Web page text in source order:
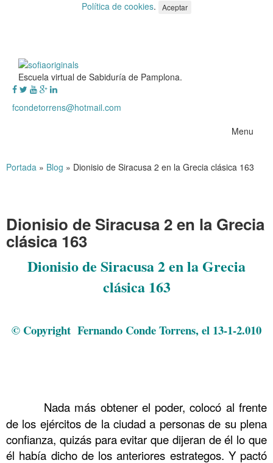
Política de cookies. Aceptar
Escuela virtual de Sabiduría de Pamplona.
fcondetorrens@hotmail.com
Menu
Portada » Blog » Dionisio de Siracusa 2 en la Grecia clásica 163
Dionisio de Siracusa 2 en la Grecia
clásica 163
Dionisio de Siracusa 2 en la Grecia
clásica 163
© Copyright Fernando Conde Torrens, el 13-1-2.010
Nada más obtener el poder, colocó al frente
de los ejércitos de la ciudad a personas de su plena
confianza, quizás para evitar que dijeran de él lo que
él había dicho de los anteriores estrategos. Y pactó